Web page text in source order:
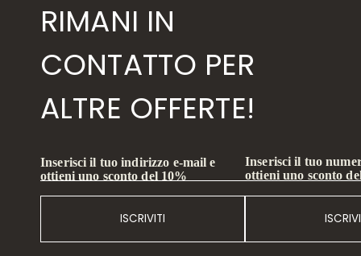
RIMANI IN
CONTATTO PER
ALTRE OFFERTE!
Inserisci il tuo indirizzo e-mail e
ottieni uno sconto del 10%
ISCRIVITI
Inserisci il tuo
ottieni uno sconto